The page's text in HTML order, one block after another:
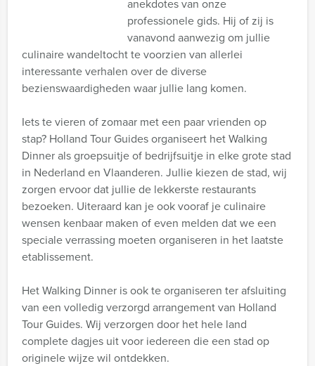
anekdotes van onze
professionele gids. Hij of zij is
vanavond aanwezig om jullie
culinaire wandeltocht te voorzien van allerlei
interessante verhalen over de diverse
bezienswaardigheden waar jullie lang komen.
Iets te vieren of zomaar met een paar vrienden op
stap? Holland Tour Guides organiseert het Walking
Dinner als groepsuitje of bedrijfsuitje in elke grote stad
in Nederland en Vlaanderen. Jullie kiezen de stad, wij
zorgen ervoor dat jullie de lekkerste restaurants
bezoeken. Uiteraard kan je ook vooraf je culinaire
wensen kenbaar maken of even melden dat we een
speciale verrassing moeten organiseren in het laatste
etablissement.
Het Walking Dinner is ook te organiseren ter afsluiting
van een volledig verzorgd arrangement van Holland
Tour Guides. Wij verzorgen door het hele land
complete dagjes uit voor iedereen die een stad op
originele wijze wil ontdekken.